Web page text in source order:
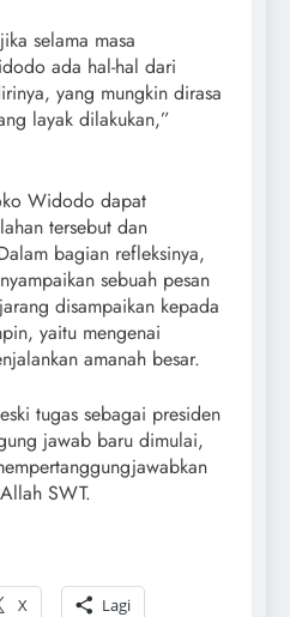
selama masa
ada hal-hal dari
yang mungkin dirasa
layak dilakukan,”
Widodo dapat
tersebut dan
bagian refleksinya,
sebuah pesan
disampaikan kepada
yaitu mengenai
amanah besar.
tugas sebagai presiden
jawab baru dimulai,
SWT.
X Lagi